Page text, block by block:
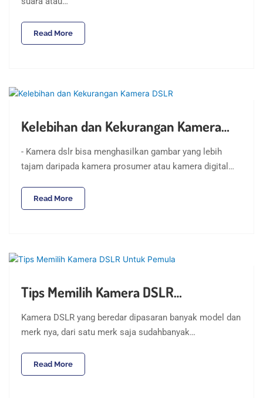
Read More
Kelebihan dan Kekurangan Kamera…
- Kamera dslr bisa menghasilkan gambar yang lebih
tajam daripada kamera prosumer atau kamera digital…
Read More
Tips Memilih Kamera DSLR…
Kamera DSLR yang beredar dipasaran banyak model dan
merk nya, dari satu merk saja sudahbanyak…
Read More